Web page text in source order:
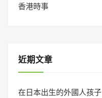
香港時事
近期文章
在日本出生的外國人孩子